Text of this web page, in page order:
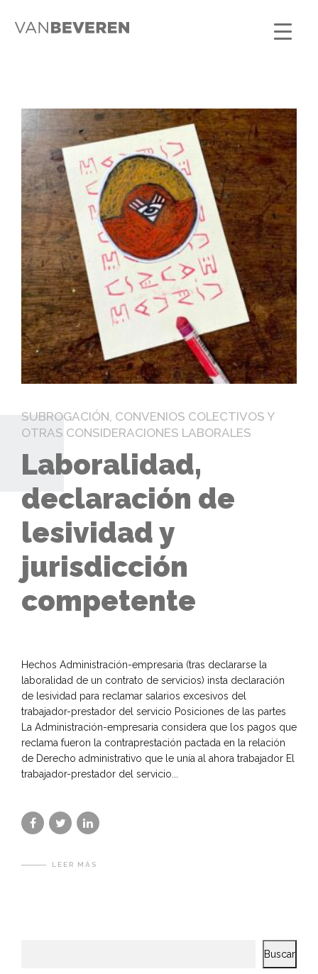
SUBROGACIÓN, CONVENIOS COLECTIVOS Y
OTRAS CONSIDERACIONES LABORALES
Laboralidad,
declaración de
lesividad y
jurisdicción
competente
Hechos Administración-empresaria (tras declararse la
laboralidad de un contrato de servicios) insta declaración
de lesividad para reclamar salarios excesivos del
trabajador-prestador del servicio Posiciones de las partes
La Administración-empresaria considera que los pagos que
reclama fueron la contraprestación pactada en la relación
de Derecho administrativo que le unía al ahora trabajador El
trabajador-prestador del servicio...
LEER MÁS
Buscar